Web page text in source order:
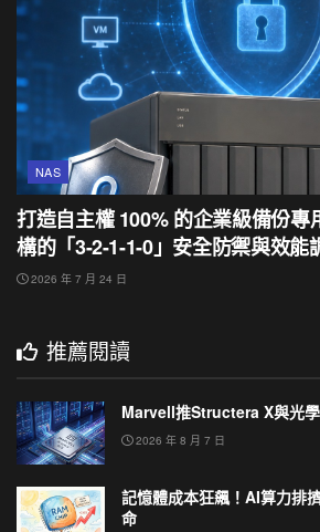
NAS
打造自主權 100% 的企業級備份專
構的「3-2-1-1-0」安全防禦與效能
2026 年 7 月 24 日
推薦閱讀
Marvell推Structera X與光
2026 年 8 月 7 日
記憶體成本狂飆！AI算力排
命